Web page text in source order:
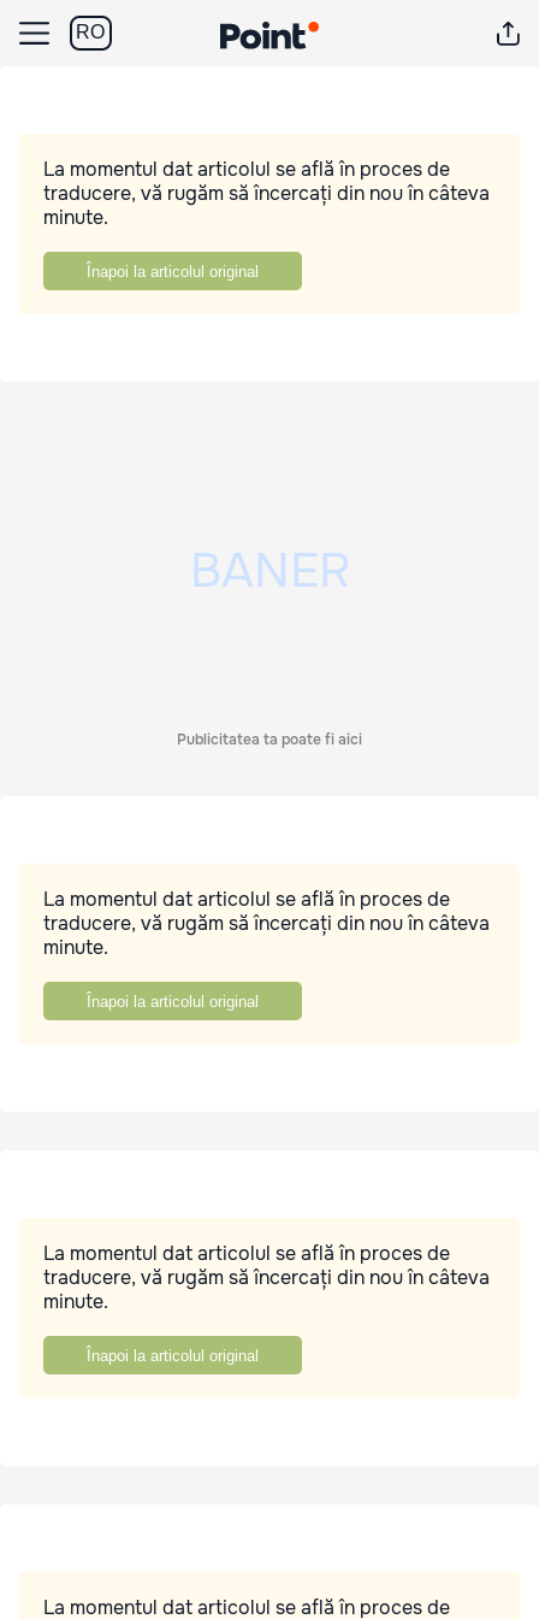
RO
La momentul dat articolul se află în proces de
traducere, vă rugăm să încercați din nou în câteva
minute.
Înapoi la articolul original
Publicitatea ta poate fi aici
La momentul dat articolul se află în proces de
traducere, vă rugăm să încercați din nou în câteva
minute.
Înapoi la articolul original
La momentul dat articolul se află în proces de
traducere, vă rugăm să încercați din nou în câteva
minute.
Înapoi la articolul original
La momentul dat articolul se află în proces de